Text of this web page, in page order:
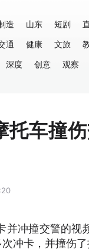
造 山东 短剧
通 健康 文旅
深度 创意 观察
托车撞
并冲撞交警的
冲卡，并撞伤